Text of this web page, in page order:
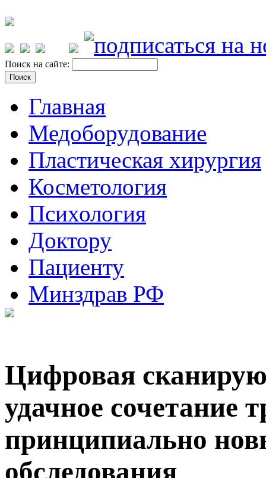
Поиск на сайте:
Главная
Медоборудование
Пластическая хирургия
Косметология
Психология
Доктору
Пациенту
Минздрав РФ
Цифровая
удачное сочетание
принципиально
обследования